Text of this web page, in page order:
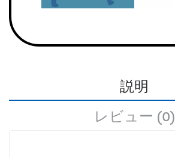
説明
レビュー (0)